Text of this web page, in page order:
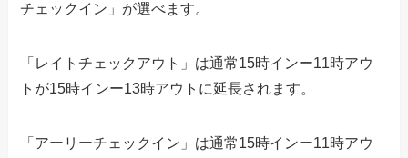
チェックイン」が選べます。
「レイトチェックアウト」は通常15時インー11時アウ
トが15時インー13時アウトに延長されます。
「アーリーチェックイン」は通常15時インー11時アウ